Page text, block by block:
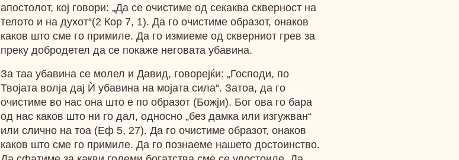
апостолот, кој говори: „Да се очистиме од секаква скверност на
телото и на духот“(2 Кор 7, 1). Да го очистиме образот, онаков
каков што сме го примиле. Да го измиеме од скверниот грев за
преку добродетел да се покаже неговата убавина.
За таа убавина се молел и Давид, говорејќи: „Господи, по
Твојата волја дај Ѝ убавина на мојата сила“. Затоа, да го
очистиме во нас она што е по образот (Божји). Бог ова го бара
од нас каков што ни го дал, односно „без дамка или изгужван“
или слично на тоа (Еф 5, 27). Да го очистиме образот, онаков
каков што сме го примиле. Да го познаеме нашето достоинство.